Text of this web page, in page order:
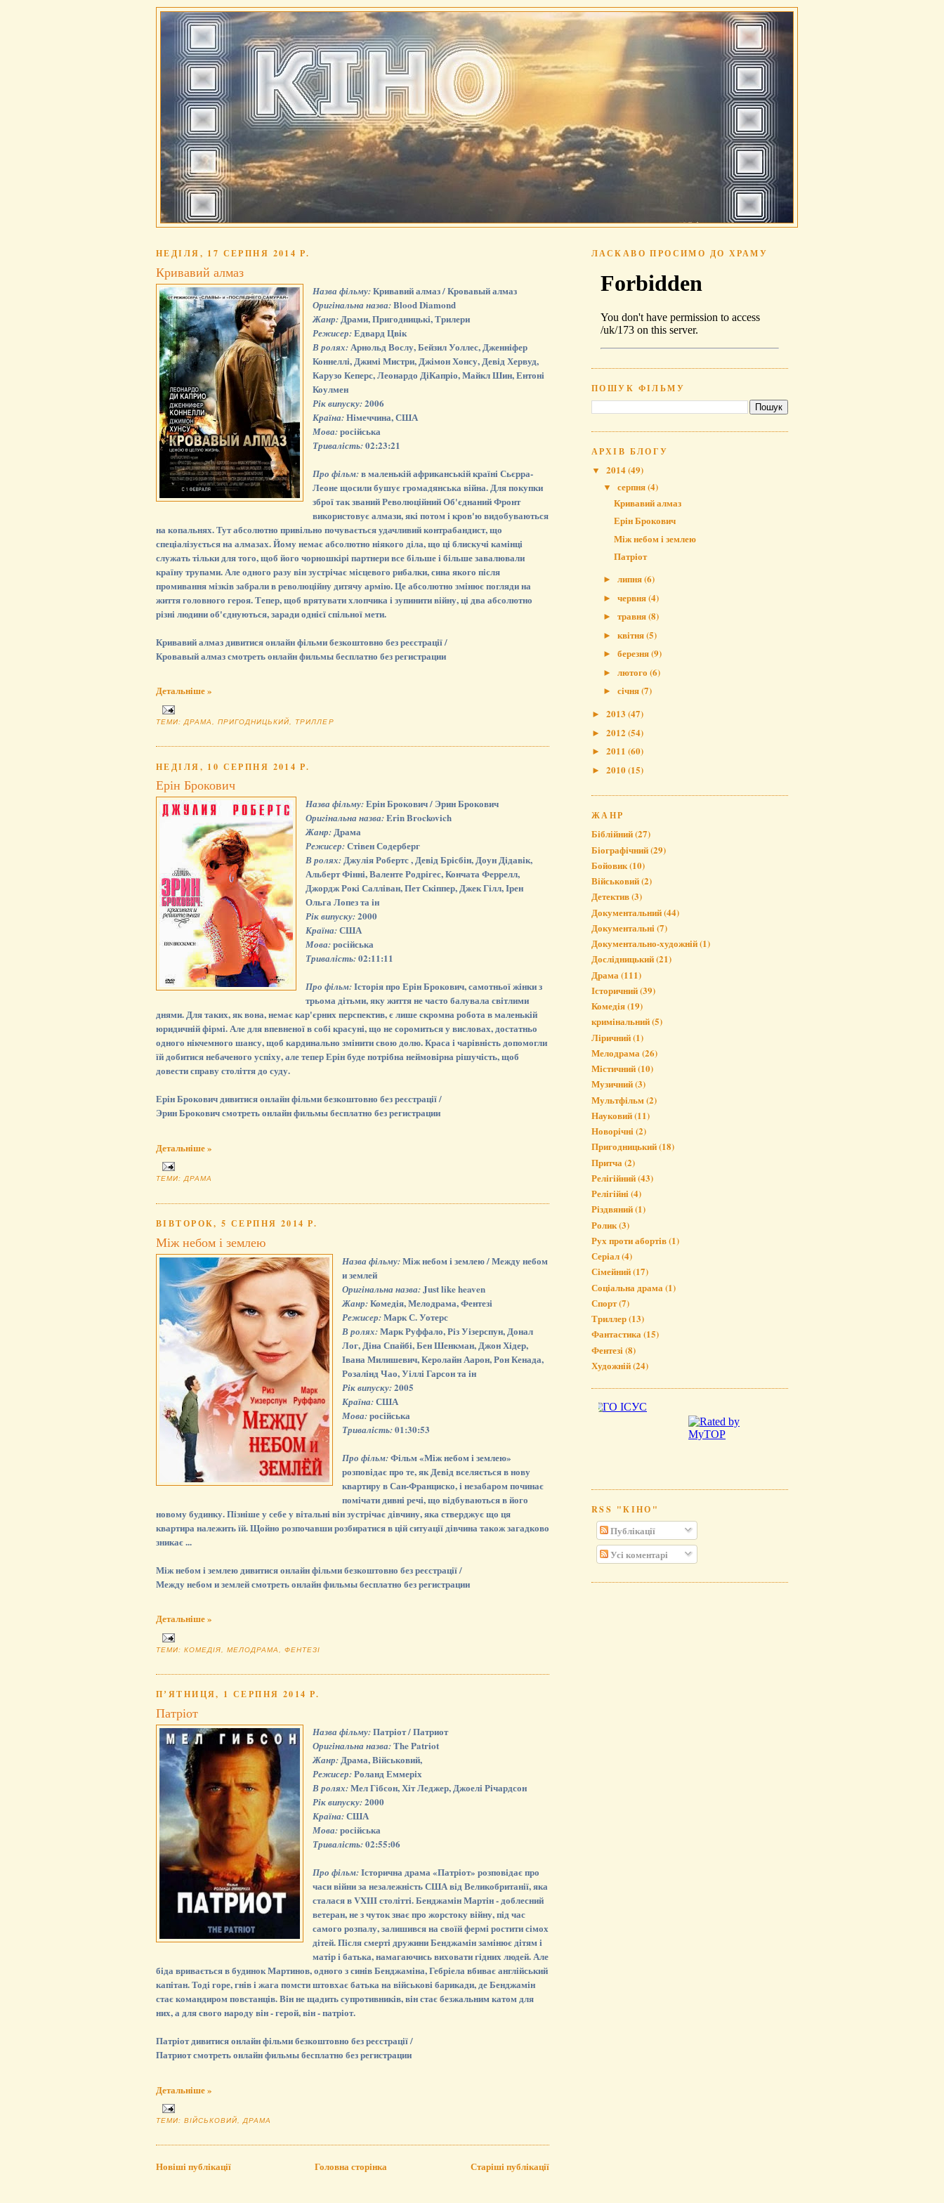
НЕДІЛЯ, 17 СЕРПНЯ 2014 Р.
Кривавий алмаз
Назва фільму:Кривавий алмаз / Кровавый алмаз
Оригінальна назва:Blood Diamond
Жанр: Драми, Пригодницькі, Трилери
Режисер:Едвард Цвік
В ролях: Арнольд Вослу, Бейзил Уоллес, Дженніфер
Коннеллі, Джимі Мистри, Джімон Хонсу, Девід Хервуд,
Карузо Кеперс, Леонардо ДіКапріо, Майкл Шин, Ентоні
Коулмен
Рік випуску:2006
Країна:Німеччина, США
Мова:російська
Тривалість:02:23:21
Про фільм:в маленькій африканській країні Сьєрра-
Леоне щосили бушує громадянська війна. Для покупки
зброї так званий Революційний Об'єднаний Фронт
використовує алмази, які потом і кров'ю видобуваються
на копальнях. Тут абсолютно привільно почувається удачливий контрабандист, що
спеціалізується на алмазах. Йому немає абсолютно ніякого діла, що ці блискучі камінці
служать тільки для того, щоб його чорношкірі партнери все більше і більше завалювали
країну трупами. Але одного разу він зустрічає місцевого рибалки, сина якого після
промивання мізків забрали в революційну дитячу армію. Це абсолютно змінює погляди на
життя головного героя. Тепер, щоб врятувати хлопчика і зупинити війну, ці два абсолютно
різні людини об'єднуються, заради однієї спільної мети.
Кривавий алмаз дивитися онлайн фільми безкоштовно без реєстрації /
Кровавый алмаз смотреть онлайн фильмы бесплатно без регистрации
Детальніше »
ТЕМИ:ДРАМА ,ПРИГОДНИЦЬКИЙ ТРИЛЛЕР
НЕДІЛЯ, 10 СЕРПНЯ 2014 Р.
Ерін Брокович
Назва фільму:Ерін Брокович / Эрин Брокович
Оригінальна назва:Erin Brockovich
Жанр:Драма
Режисер:Стівен Содерберг
В ролях:Джулія Робертс , Девід Брісбін, Доун Дідавік,
Альберт Фінні, Валенте Родрігес, Кончата Феррелл,
Джордж Рокі Салліван, Пет Скіппер, Джек Гілл, Ірен
Ольга Лопез та ін
Рік випуску:2000
Країна:США
Мова:російська
Тривалість:02:11:11
Про фільм:Історія про Ерін Брокович, самотньої жінки з
трьома дітьми, яку життя не часто балувала світлими
днями. Для таких, як вона, немає кар'єрних перспектив, є лише скромна робота в маленькій
юридичній фірмі. Але для впевненої в собі красуні, що не соромиться у висловах, достатньо
одного нікчемного шансу, щоб кардинально змінити свою долю. Краса і чарівність допомогли
їй добитися небаченого успіху, але тепер Ерін буде потрібна неймовірна рішучість, щоб
довести справу століття до суду.
Ерін Брокович дивитися онлайн фільми безкоштовно без реєстрації /
Эрин Брокович смотреть онлайн фильмы бесплатно без регистрации
Детальніше »
ТЕМИ:ДРАМА
ВІВТОРОК, 5 СЕРПНЯ 2014 Р.
Між небом і землею
Назва фільму:Між небом і землею / Между небом
и землей
Оригінальна назва: Just like heaven
Жанр:Комедія, Мелодрама, Фентезі
Режисер:Марк С. Уотерс
В ролях:Марк Руффало, Різ Уізерспун, Донал
Лог, Діна Спайбі, Бен Шенкман, Джон Хідер,
Івана Милишевич, Керолайн Аарон, Рон Кенада,
Розалінд Чао, Уіллі Гарсон та ін
Рік випуску:2005
Країна:США
Мова:російська
Тривалість:01:30:53
Про фільм:Фільм «Між небом і землею»
розповідає про те, як Девід вселяється в нову
квартиру в Сан-Франциско, і незабаром починає
помічати дивні речі, що відбуваються в його
новому будинку. Пізніше у себе у вітальні він зустрічає дівчину, яка стверджує що ця
квартира належить їй. Щойно розпочавши розбиратися в цій ситуації дівчина також загадково
зникає ...
Між небом і землею дивитися онлайн фільми безкоштовно без реєстрації /
Между небом и землей смотреть онлайн фильмы бесплатно без регистрации
Детальніше »
ТЕМИ:КОМЕДІЯ ,МЕЛОДРАМА ,ФЕНТЕЗІ
ПʼЯТНИЦЯ, 1 СЕРПНЯ 2014 Р.
Патріот
Назва фільму:Патріот / Патриот
Оригінальна назва:The Patriot
Жанр:Драма, Військовий,
Режисер:Роланд Еммеріх
В ролях:Мел Гібсон, Хіт Леджер, Джоелі Річардсон
Рік випуску:2000
Країна:США
Мова:російська
Тривалість:02:55:06
Про фільм:Історична драма «Патріот» розповідає про
часи війни за незалежність США від Великобританії, яка
сталася в VXIII столітті. Бенджамін Мартін - доблесний
ветеран, не з чуток знає про жорстоку війну, під час
самого розпалу, залишився на своїй фермі ростити сімох
дітей. Після смерті дружини Бенджамін замінює дітям і
матір і батька, намагаючись виховати гідних людей. Але
біда вривається в будинок Мартинов, одного з синів Бенджаміна, Гебріела вбиває англійський
капітан. Тоді горе, гнів і жага помсти штовхає батька на військові барикади, де Бенджамін
стає командиром повстанців. Він не щадить супротивників, він стає безжальним катом для
них, а для свого народу він - герой, він - патріот.
Патріот дивитися онлайн фільми безкоштовно без реєстрації /
Патриот смотреть онлайн фильмы бесплатно без регистрации
Детальніше »
ТЕМИ:ВІЙСЬКОВИЙ,ДРАМА
Новіші публікації Старіші публікації
Головна сторінка
ЛАСКАВО ПРОСИМО ДО ХРАМУ
ПОШУК ФІЛЬМУ
АРХІВ БЛОГУ
▼ 2014(49)
▼ серпня(4)
Кривавий алмаз
Ерін Брокович
Між небом і землею
Патріот
► липня(6)
► червня(4)
► травня(8)
► квітня(5)
► березня(9)
► лютого (6)
► січня(7)
► 2013 (47)
► 2012 (54)
► 2011 (60)
► 2010(15)
ЖАНР
Біблійний(27)
Біографічний(29)
Бойовик(10)
Військовий(2)
Детектив(3)
Документальний(44)
Документальні(7)
Документально-художній(1)
Дослідницький(21)
Драма (111)
Історичний(39)
Комедія(19)
кримінальний(5)
Ліричний(1)
Мелодрама(26)
Містичний(10)
Музичний(3)
Мультфільм(2)
Науковий(11)
Новорічні(2)
Пригодницький(18)
Притча (2)
Релігійний(43)
Релігійні(4)
Різдвяний(1)
Ролик(3)
Рух проти абортів(1)
Серіал(4)
Сімейний(17)
Соціальна драма (1)
Спорт(7)
Триллер(13)
Фантастика(15)
Фентезі (8)
Художній(24)
RSS "КІНО"
Публікації
Усі коментарі